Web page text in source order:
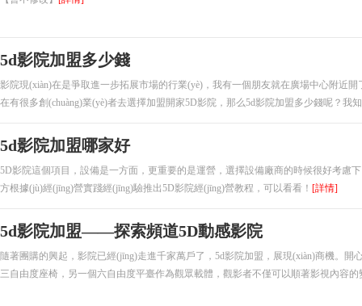
5d影院加盟多少錢
影院現(xiàn)在是爭取進一步拓展市場的行業(yè)，我有一個朋友就在廣場中心附近
在有很多創(chuàng)業(yè)者去選擇加盟開家5D影院，那么5d影院加盟多少錢呢？我
5d影院加盟哪家好
5D影院這個項目，設備是一方面，更重要的是運營，選擇設備廠商的時候很好考慮
方根據(jù)經(jīng)營實踐經(jīng)驗推出5D影院經(jīng)營教程，可以看看！ [詳情]
5d影院加盟——探索頻道5D動感影院
隨著團購的興起，影院已經(jīng)走進千家萬戶了，5d影院加盟，展現(xiàn)商機。開
三自由度座椅，另一個六自由度平臺作為觀眾載體，觀影者不僅可以順著影視內容